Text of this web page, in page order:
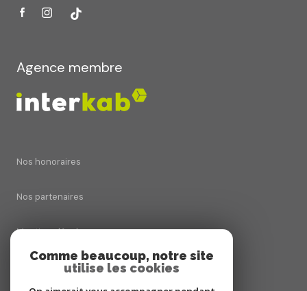
Agence membre
Nos honoraires
Nos partenaires
Mentions légales
Comme beaucoup, notre site
utilise les cookies